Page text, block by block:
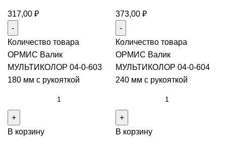
317,00 ₽
Количество товара
ОРМИС Валик
МУЛЬТИКОЛОР 04-0-603
180 мм с рукояткой
В корзину
373,00 ₽
Количество товара
ОРМИС Валик
МУЛЬТИКОЛОР 04-0-604
240 мм с рукояткой
В корзину